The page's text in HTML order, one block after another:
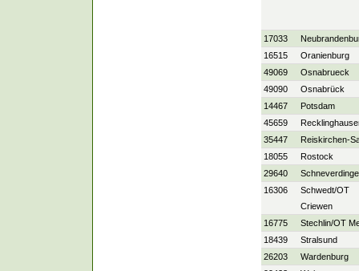
17033
16515
Oranienburg
49069
Osnabrueck
49090
Osnabrück
14467
Potsdam
45659
35447
Reiskirchen-
18055
Rostock
29640
16306
Schwedt/OT
Criewen
16775
Stechlin/OT
18439
Stralsund
26203
Wardenburg